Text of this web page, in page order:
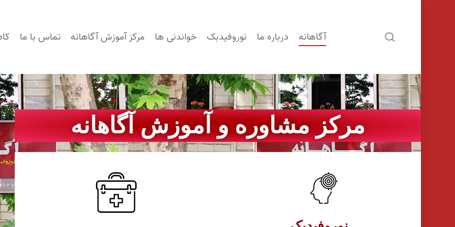
آگاهانه درباره ما نوروفیدبک خواندنی ها مرکز آموزش آگاهانه تماس با ما search
مرکز مشاوره و آموزش آگاهانه